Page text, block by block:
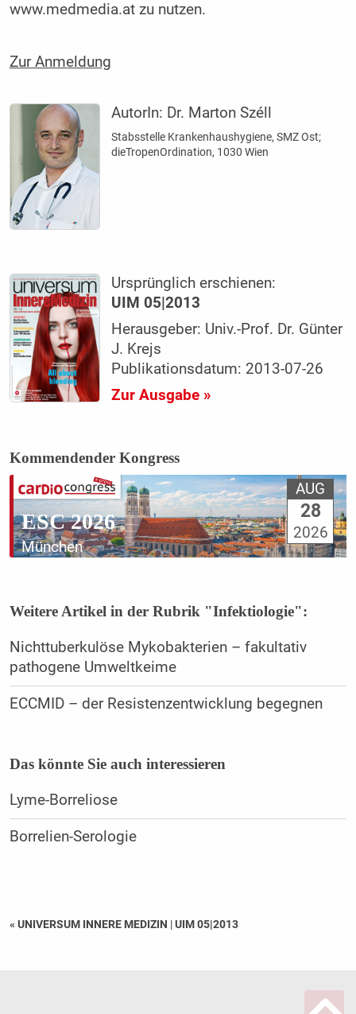
www.medmedia.at zu nutzen.
Zur Anmeldung
AutorIn: Dr. Marton Széll
Stabsstelle Krankenhaushygiene, SMZ Ost;
dieTropenOrdination, 1030 Wien
Ursprünglich erschienen:
UIM 05|2013
Herausgeber: Univ.-Prof. Dr. Günter
J. Krejs
Publikationsdatum: 2013-07-26
Zur Ausgabe »
Kommendender Kongress
ESC 2026
München
AUG
28
2026
Weitere Artikel in der Rubrik "Infektiologie":
Nichttuberkulöse Mykobakterien – fakultativ
pathogene Umweltkeime
ECCMID – der Resistenzentwicklung begegnen
Das könnte Sie auch interessieren
Lyme-Borreliose
Borrelien-Serologie
« UNIVERSUM INNERE MEDIZIN |UIM 05|2013